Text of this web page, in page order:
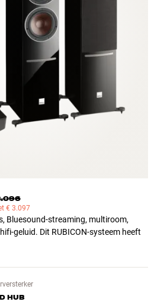
€ 3.097
Bluesound-streaming, multiroom,
geluid. Dit RUBICON-systeem heeft
HUB